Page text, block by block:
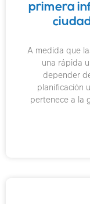
primera
A medida que
una rápida
depender
planificación
pertenece a la